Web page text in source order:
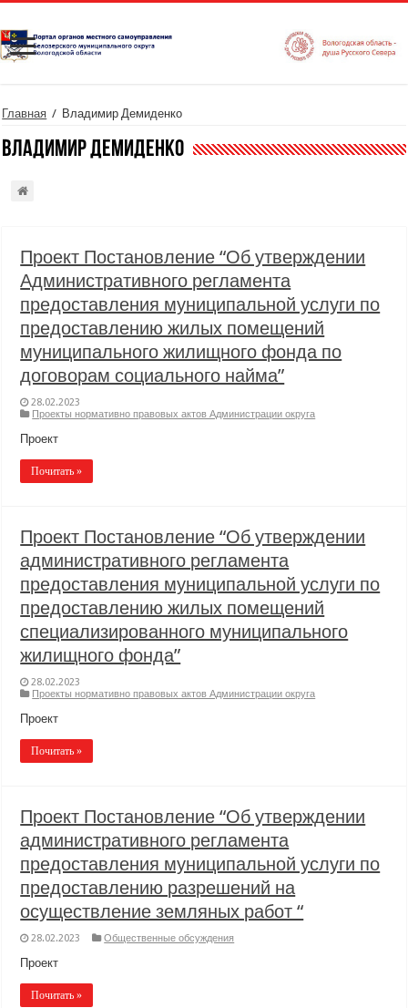
Главная / Владимир Демиденко
Владимир Демиденко
Проект Постановление “Об утверждении
Административного регламента
предоставления муниципальной услуги по
предоставлению жилых помещений
муниципального жилищного фонда по
договорам социального найма”
28.02.2023
Проекты нормативно правовых актов Администрации округа
Проект
Почитать »
Проект Постановление “Об утверждении
административного регламента
предоставления муниципальной услуги по
предоставлению жилых помещений
специализированного муниципального
жилищного фонда”
28.02.2023
Проекты нормативно правовых актов Администрации округа
Проект
Почитать »
Проект Постановление “Об утверждении
административного регламента
предоставления муниципальной услуги по
предоставлению разрешений на
осуществление земляных работ “
28.02.2023 Общественные обсуждения
Проект
Почитать »